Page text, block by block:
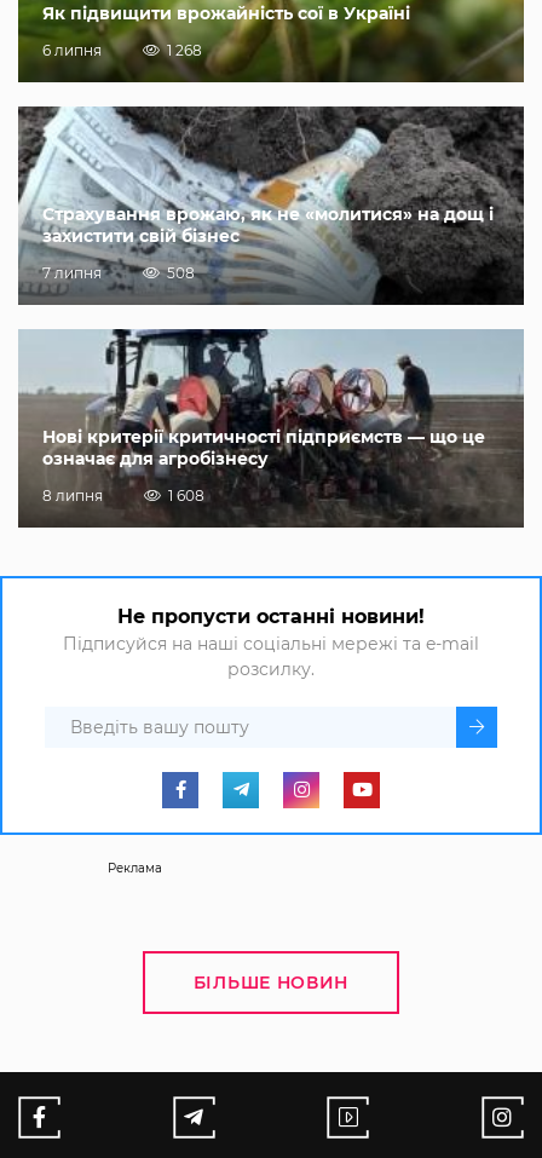
Як підвищити врожайність сої в Україні
6 липня 1 268
Страхування врожаю, як не «молитися» на дощ і
захистити свій бізнес
7 липня 508
Нові критерії критичності підприємств — що це
означає для агробізнесу
8 липня 1 608
Не пропусти останні новини!
Підписуйся на наші соціальні мережі та e-mail
розсилку.
Реклама
БІЛЬШЕ НОВИН